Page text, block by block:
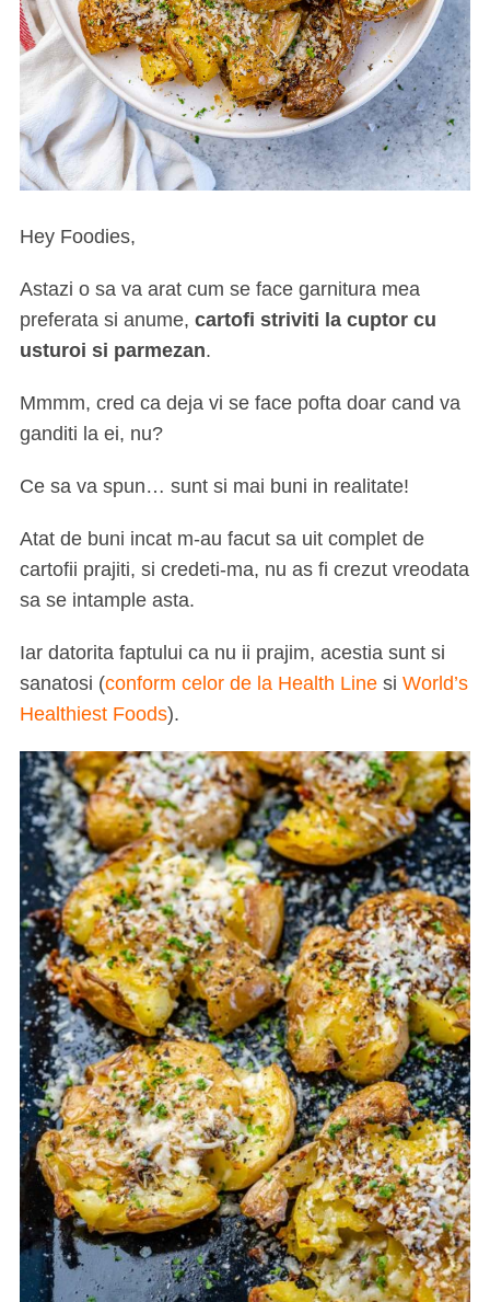
Hey Foodies,
Astazi o sa va arat cum se face garnitura mea
preferata si anume, cartofi striviti la cuptor cu
usturoi si parmezan.
Mmmm, cred ca deja vi se face pofta doar cand va
ganditi la ei, nu?
Ce sa va spun… sunt si mai buni in realitate!
Atat de buni incat m-au facut sa uit complet de
cartofii prajiti, si credeti-ma, nu as fi crezut vreodata
sa se intample asta.
Iar datorita faptului ca nu ii prajim, acestia sunt si
sanatosi (conform celor de la Health Linesi World’s
Healthiest Foods).